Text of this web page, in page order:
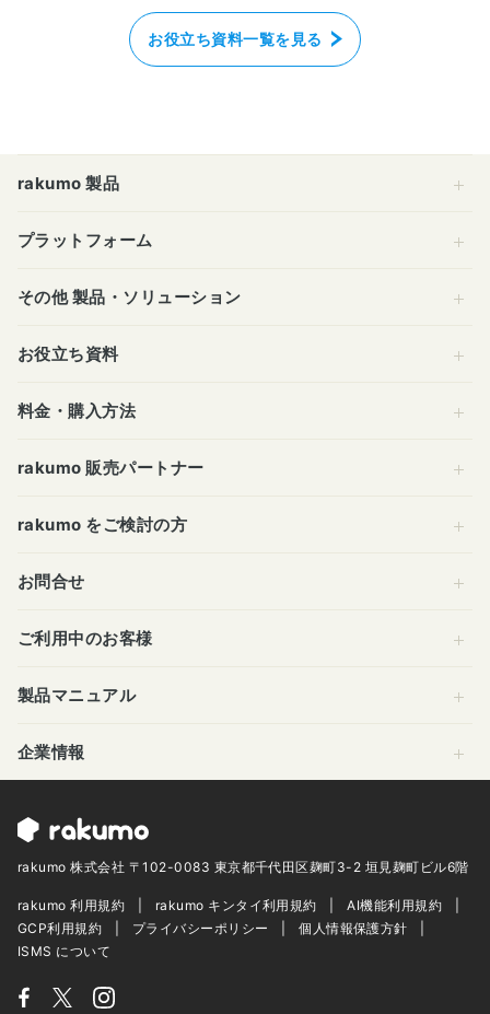
お役立ち資料一覧を見る
rakumo 製品
プラットフォーム
その他 製品・ソリューション
お役立ち資料
料金・購入方法
rakumo 販売パートナー
rakumo をご検討の方
お問合せ
ご利用中のお客様
製品マニュアル
企業情報
rakumo 株式会社 〒102-0083 東京都千代田区麹町3-2 垣見麹町ビル6階
rakumo 利用規約 rakumo キンタイ利用規約
AI機能利用規約
GCP利用規約
プライバシーポリシー
個人情報保護方針
ISMS について